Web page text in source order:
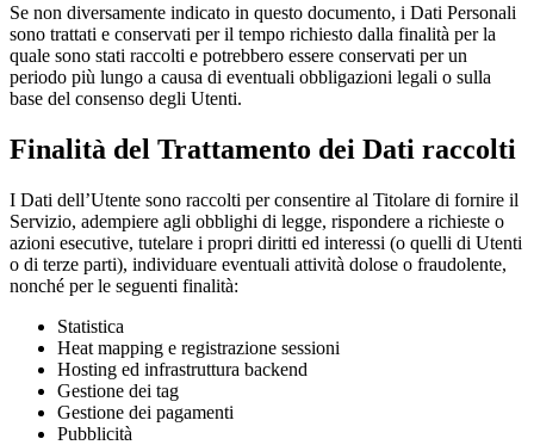
Se non diversamente indicato in questo documento, i Dati Personali
sono trattati e conservati per il tempo richiesto dalla finalità per la
quale sono stati raccolti e potrebbero essere conservati per un
periodo più lungo a causa di eventuali obbligazioni legali o sulla
base del consenso degli Utenti.
Finalità del Trattamento dei Dati raccolti
I Dati dell’Utente sono raccolti per consentire al Titolare di fornire il
Servizio, adempiere agli obblighi di legge, rispondere a richieste o
azioni esecutive, tutelare i propri diritti ed interessi (o quelli di Utenti
o di terze parti), individuare eventuali attività dolose o fraudolente,
nonché per le seguenti finalità:
Statistica
Heat mapping e registrazione sessioni
Hosting ed infrastruttura backend
Gestione dei tag
Gestione dei pagamenti
Pubblicità